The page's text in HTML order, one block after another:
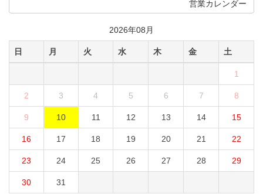
営業カレンダー
2026年08月
日 月 火 水 木 金 土
1
2 3 4 5 6 7 8
9 10 11 12 13 14 15
16 17 18 19 20 21 22
23 24 25 26 27 28 29
30 31